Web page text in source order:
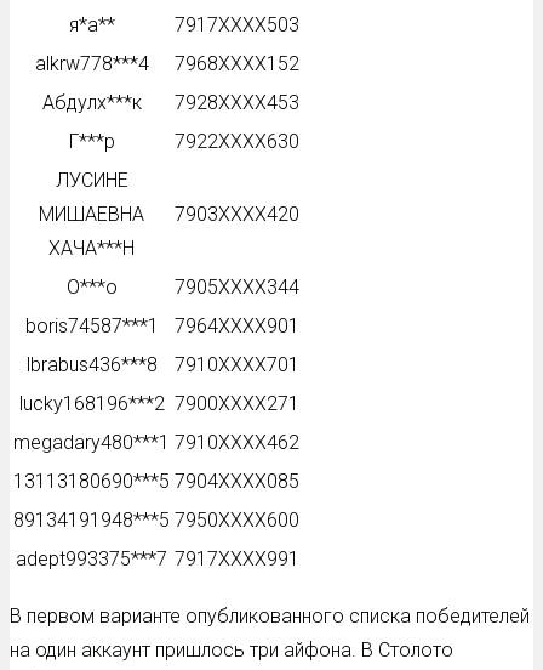
я*а**
7917XXXX503
alkrw778***4
7968XXXX152
Абдулх***к
7928XXXX453
Г***р
7922XXXX630
ЛУСИНЕ
МИШАЕВНА
ХАЧА***Н
7903XXXX420
O***o
7905XXXX344
boris74587***1
7964XXXX901
lbrabus436***8
7910XXXX701
lucky168196***2 7900XXXX271
megadary480***1 7910XXXX462
13113180690***5 7904XXXX085
89134191948***5 7950XXXX600
adept993375***7 7917XXXX991
В первом варианте опубликованного списка победителей
на один аккаунт пришлось три айфона. В Столото